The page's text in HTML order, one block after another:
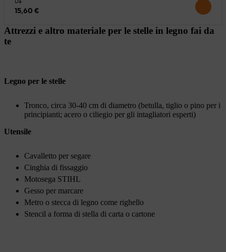
15,60 €
Attrezzi e altro materiale per le stelle in legno fai da
te
Legno per le stelle
Tronco, circa 30-40 cm di diametro (betulla, tiglio o pino per i
principianti; acero o ciliegio per gli intagliatori esperti)
Utensile
Cavalletto per segare
Cinghia di fissaggio
Motosega STIHL
Gesso per marcare
Metro o stecca di legno come righello
Stencil a forma di stella di carta o cartone